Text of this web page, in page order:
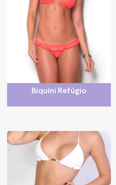
Biquíni Refúgio